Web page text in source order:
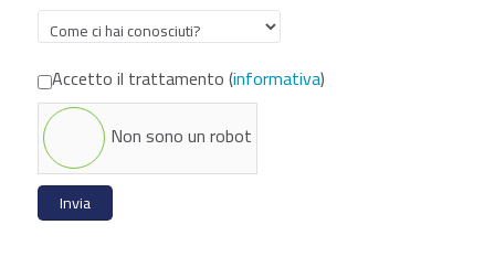
Accetto il trattamento (informativa)
Non sono un robot
Invia